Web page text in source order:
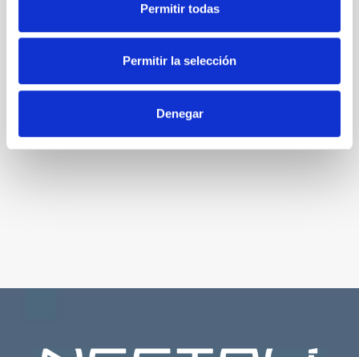
Permitir todas
Permitir la selección
Denegar